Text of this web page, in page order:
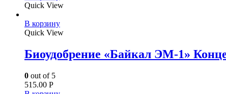
Quick View
В корзину
Quick View
Биоудобрение «Байкал ЭМ-1»
0 out of 5
515.00 Р